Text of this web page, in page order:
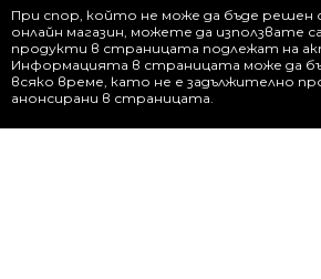
При спор, който не може да бъде решен
онлайн магазин, можете да използвате
продукти в страницата подлежат на
Информацията в страницата може да
всяко време, като не е задължително
анонсирани в страницата.